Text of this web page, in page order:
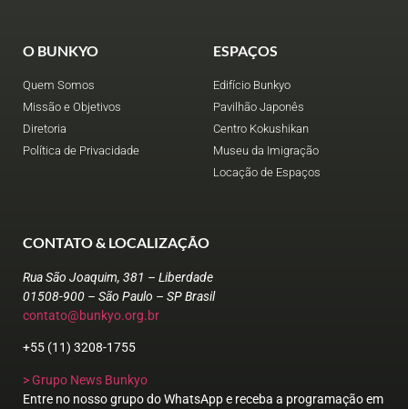
O BUNKYO
Quem Somos
Missão e Objetivos
Diretoria
Política de Privacidade
ESPAÇOS
Edifício Bunkyo
Pavilhão Japonês
Centro Kokushikan
Museu da Imigração
Locação de Espaços
CONTATO & LOCALIZAÇÃO
Rua São Joaquim, 381 – Liberdade
01508-900 – São Paulo – SP Brasil
contato@bunkyo.org.br
+55 (11) 3208-1755
> Grupo News Bunkyo
Entre no nosso grupo do WhatsApp e receba a programação em